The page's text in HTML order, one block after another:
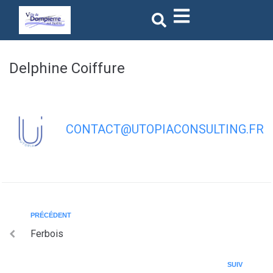
Delphine Coiffure
CONTACT@UTOPIACONSULTING.FR
PRÉCÉDENT
Ferbois
SUIV